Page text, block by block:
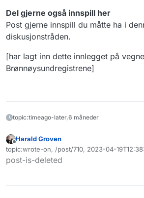
Del gjerne også innspill her
Post gjerne innspill du måtte ha i
diskusjonstråden.
[har lagt inn dette innlegget på
Brønnøysundregistrene]
topic:timeago-later,6 måneder
Frakoblet
Harald Groven
topic:wrote-on, /post/710, 2023-04-
Sist endret av
post-is-deleted